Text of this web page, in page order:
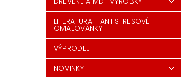
LITERATURA - ANTISTRESOVÉ
OMALOVÁNKY
VÝPRODEJ
NOVINKY